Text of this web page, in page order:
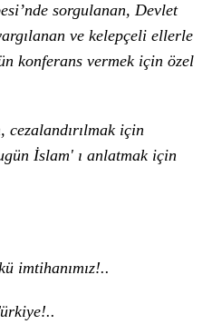
sorgulanan, Devlet
ve kelepçeli ellerle
konferans vermek için özel
cezalandırılmak için
İslam' ı anlatmak için
imtihanımız!..